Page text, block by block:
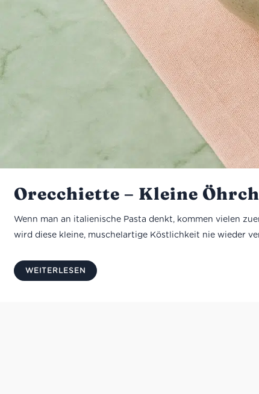
Orecchiette – Kleine
Wenn man an italienische Pasta denkt, kommen vielen
wird diese kleine, muschelartige Köstlichkeit nie wieder
WEITERLESEN